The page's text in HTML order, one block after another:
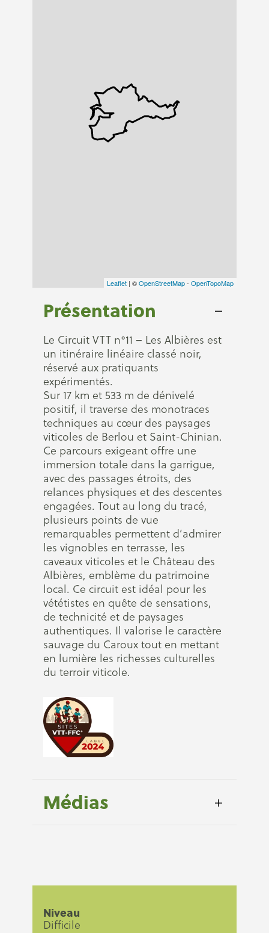
Leaflet | ©OpenStreetMap- OpenTopoMap
Présentation
Le Circuit VTT n°11 – Les Albières est
un itinéraire linéaire classé noir,
réservé aux pratiquants
expérimentés.
Sur 17 km et 533 m de dénivelé
positif, il traverse des monotraces
techniques au cœur des paysages
viticoles de Berlou et Saint-Chinian.
Ce parcours exigeant offre une
immersion totale dans la garrigue,
avec des passages étroits, des
relances physiques et des descentes
engagées. Tout au long du tracé,
plusieurs points de vue
remarquables permettent d’admirer
les vignobles en terrasse, les
caveaux viticoles et le Château des
Albières, emblème du patrimoine
local. Ce circuit est idéal pour les
vététistes en quête de sensations,
de technicité et de paysages
authentiques. Il valorise le caractère
sauvage du Caroux tout en mettant
en lumière les richesses culturelles
du terroir viticole.
Médias
Niveau
Difficile